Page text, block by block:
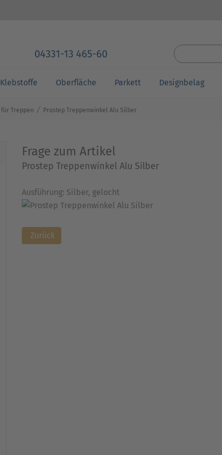
04331-13 465-60
Klebstoffe Oberfläche Parkett Designbelag
für Treppen ⁄ Prostep Treppenwinkel Alu Silber
Frage zum Artikel
Prostep Treppenwinkel Alu Silber
Ausführung: Silber, gelocht
Zurück